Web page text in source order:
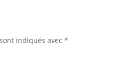
indiqués avec*